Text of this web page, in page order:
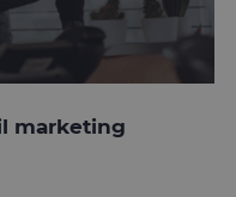
marketing